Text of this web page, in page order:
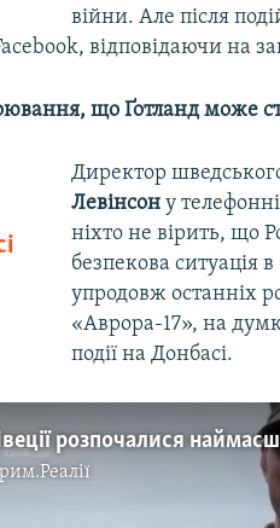
війни. Але після
відповідаючи на
що Ґотланд може
Директор шведського
Левінсон у
ніхто не вірить, що
безпекова ситуація
упродовж останніх
«Аврора-17», на
події на Донбасі.